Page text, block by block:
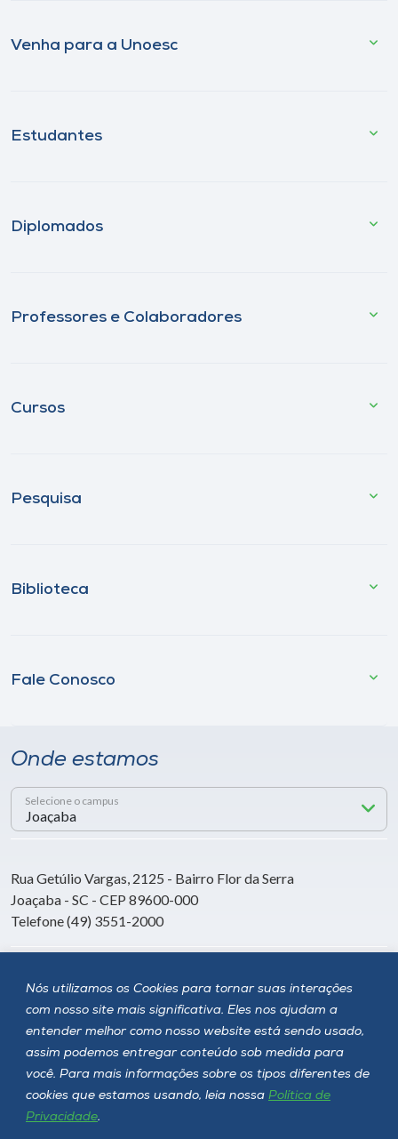
Nós utilizamos os Cookies para tornar suas interações
com nosso site mais significativa. Eles nos ajudam a
entender melhor como nosso website está sendo usado,
assim podemos entregar conteúdo sob medida para
você. Para mais informações sobre os tipos diferentes de
cookies que estamos usando, leia nossa Política de
Privacidade.
Venha para a Unoesc
Estudantes
Diplomados
Professores e Colaboradores
Cursos
Pesquisa
Biblioteca
Fale Conosco
Onde estamos
Selecione o campus
Rua Getúlio Vargas, 2125 - Bairro Flor da Serra
Joaçaba - SC - CEP 89600-000
Telefone (49) 3551-2000
Siga a Unoesc